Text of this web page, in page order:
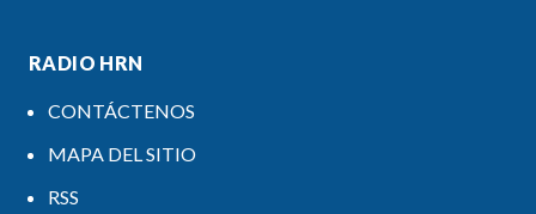
RADIO HRN
CONTÁCTENOS
MAPA DEL SITIO
RSS